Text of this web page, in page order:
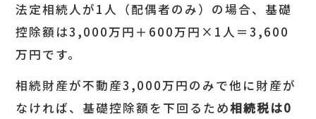
法定相続人が1人（配偶者のみ）の場合、基礎
控除額は3,000万円＋600万円×1人＝3,600
万円です。
相続財産が不動産3,000万円のみで他に財産が
なければ、基礎控除額を下回るため相続税は0